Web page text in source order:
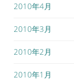
2010年4月
2010年3月
2010年2月
2010年1月